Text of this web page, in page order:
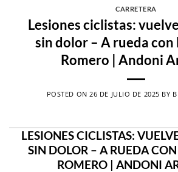
CARRETERA
Lesiones ciclistas:
sin dolor – A rueda con
Romero | Andoni
POSTED ON 26 DE JULIO DE 2025 BY
LESIONES CICLISTAS:
SIN DOLOR – A RUEDA
ROMERO | ANDONI